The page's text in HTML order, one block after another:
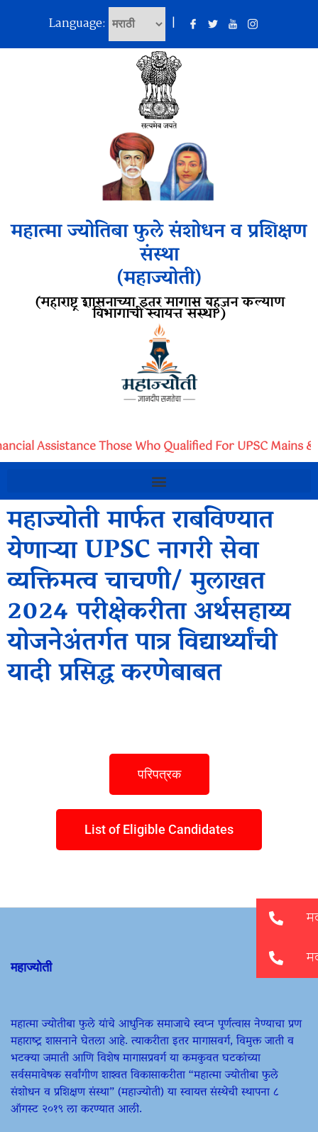
Language: |
महात्मा ज्योतिबा फुले संशोधन व प्रशिक्षण
संस्था
(महाज्योती)
(महाराष्ट्र शासनाच्या इतर मागास बहुजन कल्याण
विभागाची स्वायत्त संस्था )
Assistance Those Who Qualified For UPSC Mains &
महाज्योती मार्फत राबविण्यात
येणाऱ्या UPSC नागरी सेवा
व्यक्तिमत्व चाचणी/ मुलाखत
2024 परीक्षेकरीता अर्थसहाय्य
योजनेअंतर्गत पात्र विद्यार्थ्यांची
यादी प्रसिद्ध करणेबाबत
परिपत्रक
List of Eligible Candidates
महाज्योती
महात्मा ज्योतीबा फुले यांचे आधुनिक समाजाचे स्वप्न पूर्णत्वास नेण्याचा प्रण
महाराष्ट्र शासनाने घेतला आहे. त्याकरीता इतर मागासवर्ग, विमुक्त जाती व
भटक्या जमाती आणि विशेष मागासप्रवर्ग या कमकुवत घटकांच्या
सर्वसमावेषक सर्वांगीण शाश्वत विकासाकरीता “महात्मा ज्योतीबा फुले
संशोधन व प्रशिक्षण संस्था” (महाज्योती) या स्वायत्त संस्थेची स्थापना ८
ऑगस्ट २०१९ ला करण्यात आली.